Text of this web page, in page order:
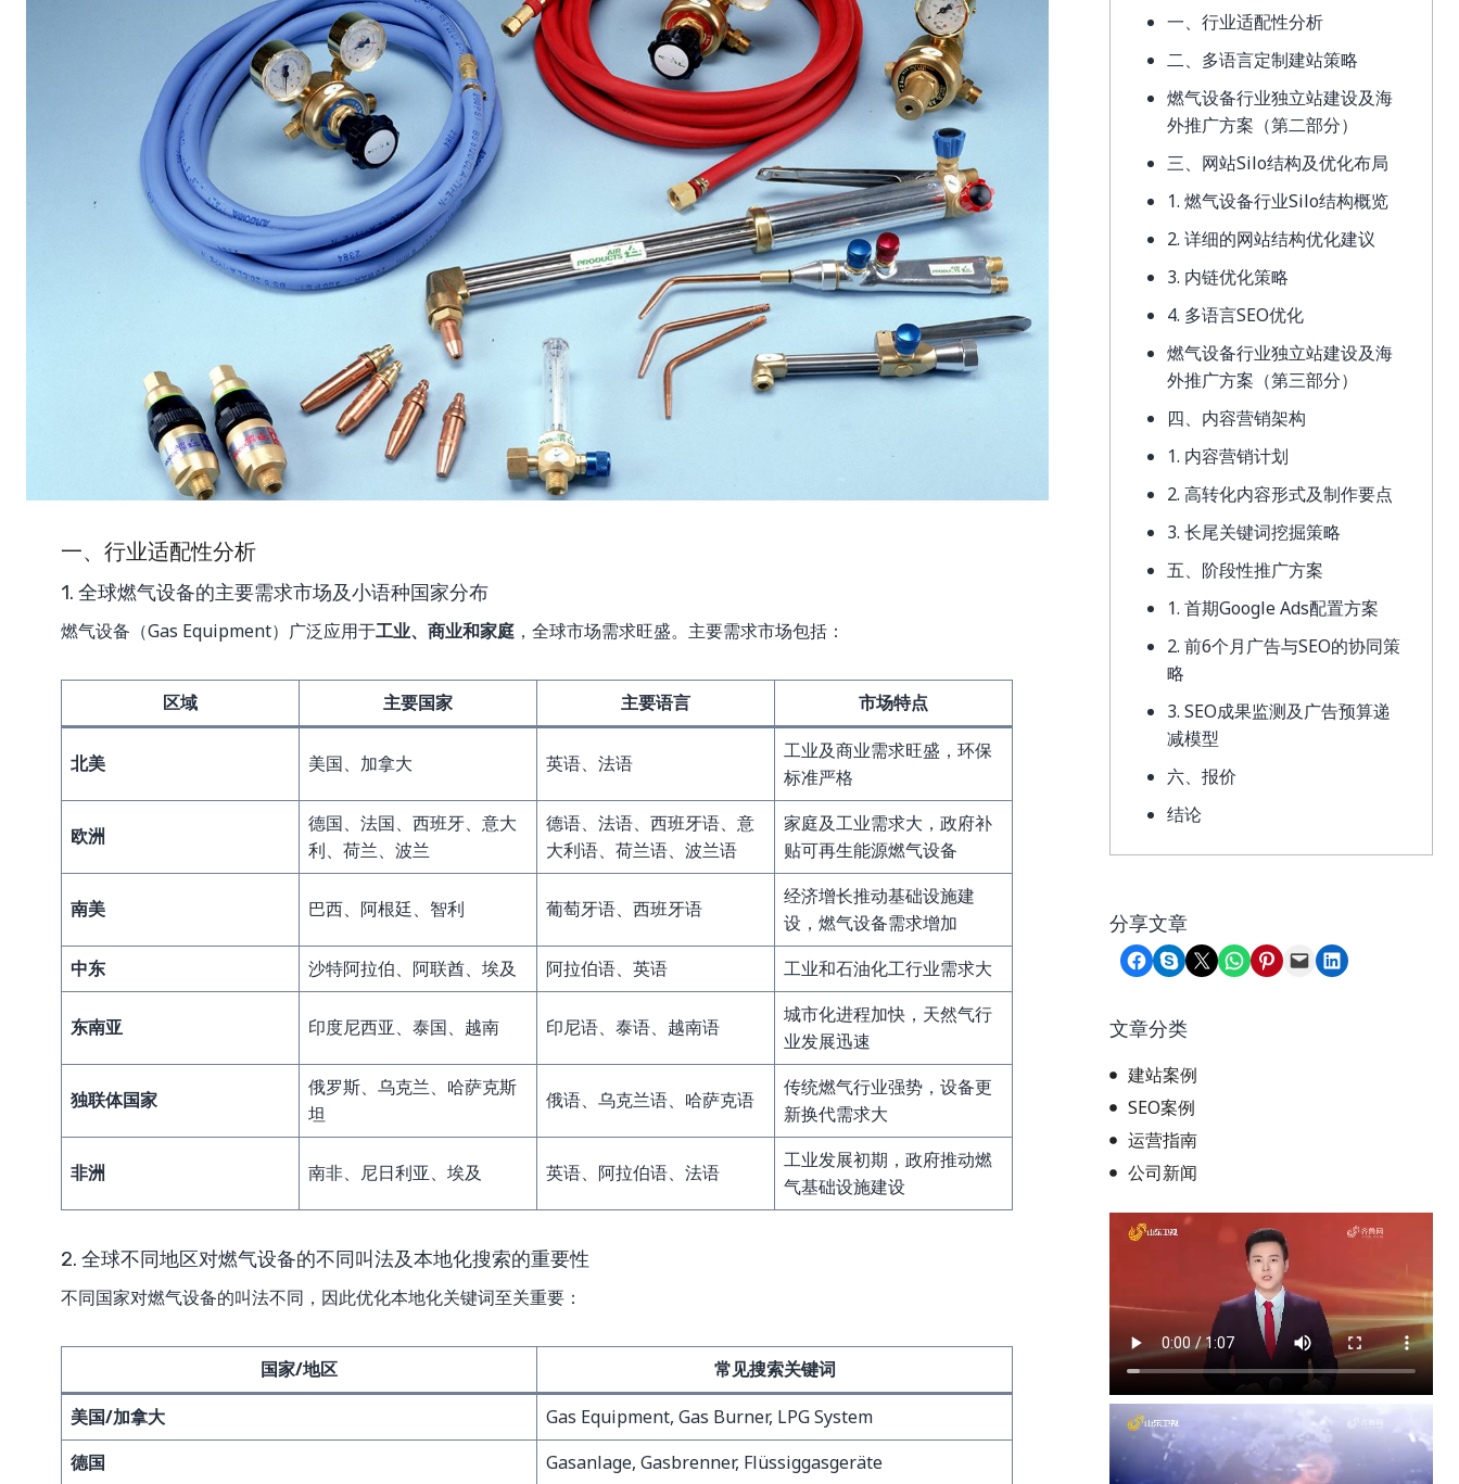
一、行业适配性分析
1. 全球燃气设备的主要需求市场及小语种国家分布
燃气设备（Gas Equipment）广泛应用于工业、商业和家庭 ，全球市场需求旺盛。主要需求市场包括：
区域 主要国家 主要语言 市场特点
北美 美国、加拿大 英语、法语
工业及商业需求旺盛，环保
标准严格
欧洲
德国、法国、西班牙、意大
利、荷兰、波兰
德语、法语、西班牙语、意
大利语、荷兰语、波兰语
家庭及工业需求大，政府补
贴可再生能源燃气设备
南美 巴西、阿根廷、智利 葡萄牙语、西班牙语
经济增长推动基础设施建
设，燃气设备需求增加
中东
沙特阿拉伯、阿联酋、埃及 阿拉伯语、英语 工业和石油化工行业需求大
东南亚 印度尼西亚、泰国、越南 印尼语、泰语、越南语
城市化进程加快，天然气行
业发展迅速
独联体国家
俄罗斯、乌克兰、哈萨克斯
坦
俄语、乌克兰语、哈萨克语
传统燃气行业强势，设备更
新换代需求大
非洲 南非、尼日利亚、埃及 英语、阿拉伯语、法语
工业发展初期，政府推动燃
气基础设施建设
2. 全球不同地区对燃气设备的不同叫法及本地化搜索的重要性
不同国家对燃气设备的叫法不同，因此优化本地化关键词至关重要：
国家/地区
常见搜索关键词
美国/加拿大
Gas Equipment, Gas Burner, LPG System
德国
Gasanlage, Gasbrenner, Flüssiggasgeräte
一、行业适配性分析
二、多语言定制建站策略
燃气设备行业独立站建设及海
外推广方案（第二部分）
三、网站Silo结构及优化布局
1. 燃气设备行业Silo结构概览
2. 详细的网站结构优化建议
3. 内链优化策略
4. 多语言SEO优化
燃气设备行业独立站建设及海
外推广方案（第三部分）
四、内容营销架构
1. 内容营销计划
2. 高转化内容形式及制作要点
3. 长尾关键词挖掘策略
五、阶段性推广方案
1. 首期Google Ads配置方案
2. 前6个月广告与SEO的协同策
略
3. SEO成果监测及广告预算递
减模型
六、报价
结论
分享文章
Share on Facebook
Share on Skype
Share on X Share on WhatsApp
Share on Pinterest
Email this PageShare on LinkedIn
文章分类
建站案例
SEO案例
运营指南
公司新闻